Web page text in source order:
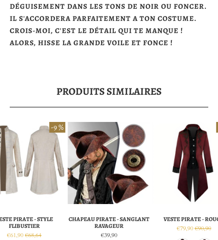
DÉGUISEMENT DANS LES TONS DE NOIR OU FONCER.
IL S'ACCORDERA PARFAITEMENT A TON COSTUME.
CROIS-MOI, C'EST LE DÉTAIL QUI TE MANQUE !
ALORS, HISSE LA GRANDE VOILE ET FONCE !
PRODUITS SIMILAIRES
-9 %
PIRATE - STYLE
FLIBUSTIER
€61,90 €68,64
CHAPEAU PIRATE - SANGLANT
RAVAGEUR
€39,90
VESTE PIRATE -
€79,90€90,90